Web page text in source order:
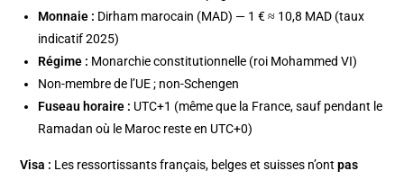
Monnaie : Dirham marocain (MAD) — 1 € ≈ 10,8 MAD (taux
indicatif 2025)
Régime : Monarchie constitutionnelle (roi Mohammed VI)
Non-membre de l’UE ; non-Schengen
Fuseau horaire : UTC+1 (même que la France, sauf pendant le
Ramadan où le Maroc reste en UTC+0)
Visa : Les ressortissants français, belges et suisses n’ontpas